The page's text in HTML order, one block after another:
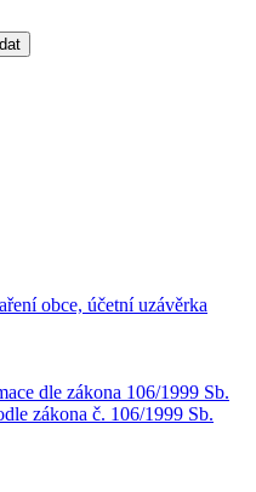
obce, účetní uzávěrka
dle zákona 106/1999 Sb.
zákona č. 106/1999 Sb.